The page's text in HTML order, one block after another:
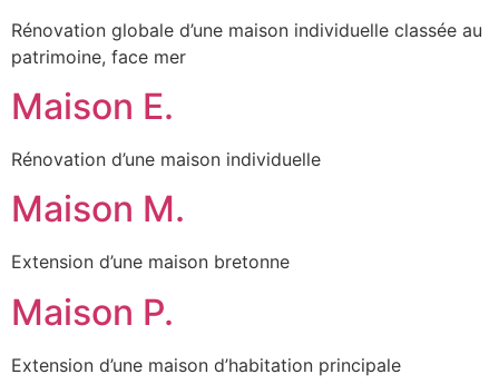
Rénovation globale d’une maison individuelle classée au
patrimoine, face mer
Maison E.
Rénovation d’une maison individuelle
Maison M.
Extension d’une maison bretonne
Maison P.
Extension d’une maison d’habitation principale